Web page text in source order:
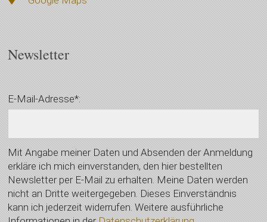
Newsletter
E-Mail-Adresse*:
Mit Angabe meiner Daten und Absenden der Anmeldung
erkläre ich mich einverstanden, den hier bestellten
Newsletter per E-Mail zu erhalten. Meine Daten werden
nicht an Dritte weitergegeben. Dieses Einverständnis
kann ich jederzeit widerrufen. Weitere ausführliche